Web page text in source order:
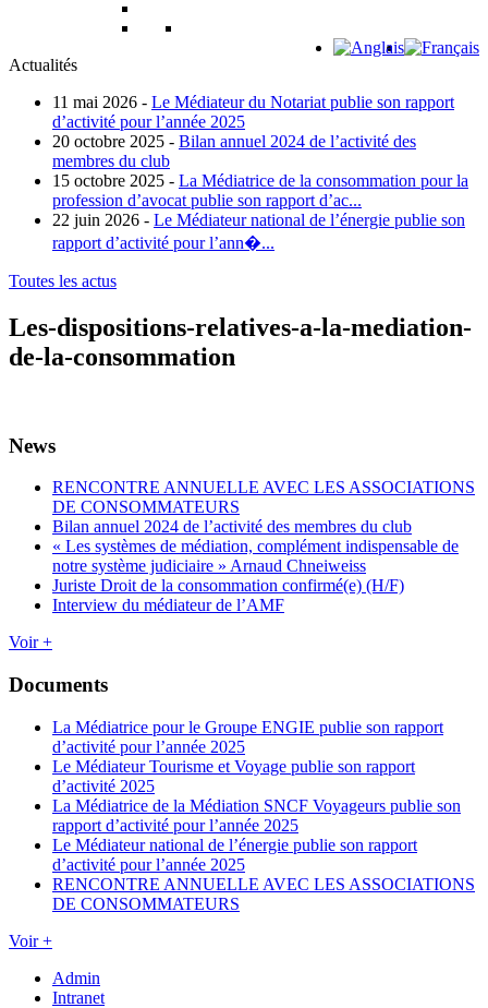
Actualités
11 mai 2026 - Le Médiateur du Notariat publie son rapport
d’activité pour l’année 2025
20 octobre 2025 - Bilan annuel 2024 de l’activité des
membres du club
15 octobre 2025 - La Médiatrice de la consommation pour la
profession d’avocat publie son rapport d’ac...
22 juin 2026 - Le Médiateur national de l’énergie publie son
rapport d’activité pour l’ann�...
Toutes les actus
Les-dispositions-relatives-a-la-mediation-
de-la-consommation
News
RENCONTRE ANNUELLE AVEC LES ASSOCIATIONS
DE CONSOMMATEURS
Bilan annuel 2024 de l’activité des membres du club
« Les systèmes de médiation, complément indispensable de
notre système judiciaire » Arnaud Chneiweiss
Juriste Droit de la consommation confirmé(e) (H/F)
Interview du médiateur de l’AMF
Voir +
Documents
La Médiatrice pour le Groupe ENGIE publie son rapport
d’activité pour l’année 2025
Le Médiateur Tourisme et Voyage publie son rapport
d’activité 2025
La Médiatrice de la Médiation SNCF Voyageurs publie son
rapport d’activité pour l’année 2025
Le Médiateur national de l’énergie publie son rapport
d’activité pour l’année 2025
RENCONTRE ANNUELLE AVEC LES ASSOCIATIONS
DE CONSOMMATEURS
Voir +
Admin
Intranet